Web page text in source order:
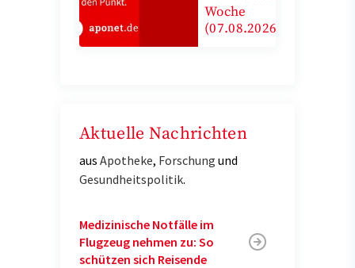
Woche
(07.08.2026)
Aktuelle Nachrichten
aus Apotheke, Forschung und
Gesundheitspolitik.
Medizinische Notfälle im
Flugzeug nehmen zu: So
schützen sich Reisende